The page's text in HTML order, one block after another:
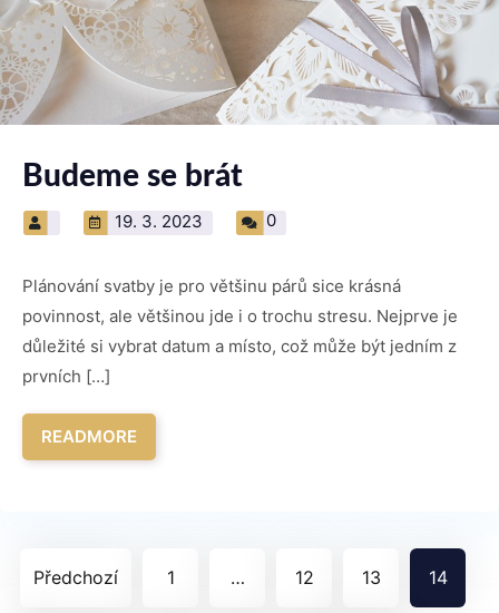
Budeme se brát
19. 3. 2023 0
Plánování svatby je pro většinu párů sice krásná
povinnost, ale většinou jde i o trochu stresu. Nejprve je
důležité si vybrat datum a místo, což může být jedním z
prvních […]
READMORE
Stránkování
Předchozí 1 … 12 13 14